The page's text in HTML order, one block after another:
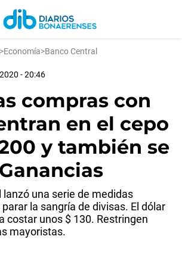
>Economía>Banco Central
- 20:46
compras con
en el cepo
y también se
lanzó una serie de medidas
la sangría de divisas. El dólar
costar unos $ 130. Restringen
mayoristas.